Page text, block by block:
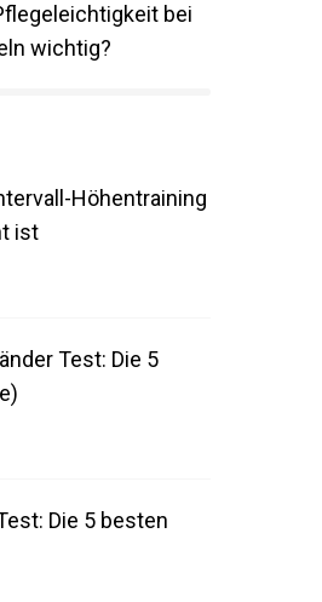
bei
wichtig?
interessant ist
Test: Die 5
Die 5 besten